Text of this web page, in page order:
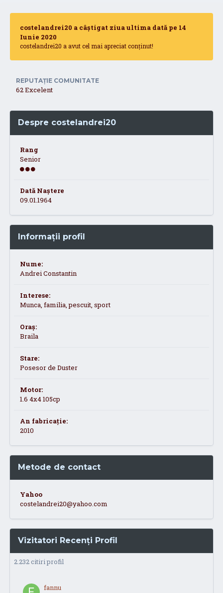
costelandrei20 a câștigat ziua ultima dată pe 14
Iunie 2020
costelandrei20 a avut cel mai apreciat conținut!
REPUTAȚIE COMUNITATE
62Excelent
Despre costelandrei20
Rang
Senior
Dată Naștere
09.01.1964
Informații profil
Nume:
Andrei Constantin
Interese:
Munca, familia, pescuit, sport
Oraș:
Braila
Stare:
Posesor de Duster
Motor:
1.6 4x4 105cp
An fabricație:
2010
Metode de contact
Yahoo
costelandrei20@yahoo.com
Vizitatori Recenți Profil
2.232 citiri profil
fannu